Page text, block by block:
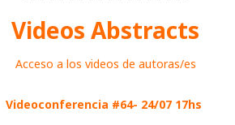
Videos Abstracts
Acceso a los videos de autoras/es
Videoconferencia #64- 24/07 17hs